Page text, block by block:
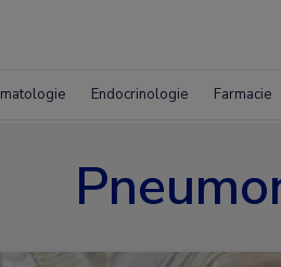
Endocrinologie Farmacie